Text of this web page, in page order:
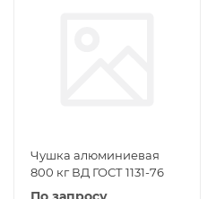
Чушка алюминиевая
800 кг ВД ГОСТ 1131-76